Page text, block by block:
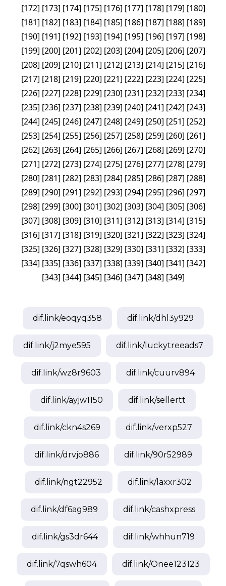
[172] [173] [174] [175] [176] [177] [178] [179] [180]
[181] [182] [183] [184] [185] [186] [187] [188] [189]
[190] [191] [192] [193] [194] [195] [196] [197] [198]
[199] [200] [201] [202] [203] [204] [205] [206] [207]
[208] [209] [210] [211] [212] [213] [214] [215] [216]
[217] [218] [219] [220] [221] [222] [223] [224] [225]
[226] [227] [228] [229] [230] [231] [232] [233] [234]
[235] [236] [237] [238] [239] [240] [241] [242] [243]
[244] [245] [246] [247] [248] [249] [250] [251] [252]
[253] [254] [255] [256] [257] [258] [259] [260] [261]
[262] [263] [264] [265] [266] [267] [268] [269] [270]
[271] [272] [273] [274] [275] [276] [277] [278] [279]
[280] [281] [282] [283] [284] [285] [286] [287] [288]
[289] [290] [291] [292] [293] [294] [295] [296] [297]
[298] [299] [300] [301] [302] [303] [304] [305] [306]
[307] [308] [309] [310] [311] [312] [313] [314] [315]
[316] [317] [318] [319] [320] [321] [322] [323] [324]
[325] [326] [327] [328] [329] [330] [331] [332] [333]
[334] [335] [336] [337] [338] [339] [340] [341] [342]
[343] [344] [345] [346] [347] [348] [349]
dif.link/eoqyq358 dif.link/dhl3y929
dif.link/j2mye595 dif.link/luckytreeads7
dif.link/wz8r9603 dif.link/cuurv894
dif.link/ayjw1150 dif.link/sellertt
dif.link/ckn4s269 dif.link/verxp527
dif.link/drvjo886 dif.link/90r52989
dif.link/ngt22952 dif.link/laxxr302
dif.link/df6ag989 dif.link/cashxpress
dif.link/gs3dr644 dif.link/whhun719
dif.link/7qswh604 dif.link/Onee123123